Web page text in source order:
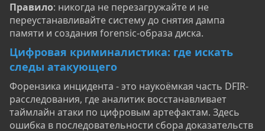
Правило: никогда не перезагружайте и не
переустанавливайте систему до снятия дампа
памяти и создания forensic-образа диска.
Цифровая криминалистика: где искать
следы атакующего
Форензика инцидента - это наукоёмкая часть DFIR-
расследования, где аналитик восстанавливает
таймлайн атаки по цифровым артефактам. Здесь
ошибка в последовательности сбора доказательств